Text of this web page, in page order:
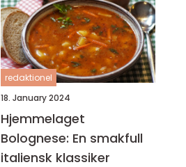
redaktionel
18. January 2024
Hjemmelaget
Bolognese: En smakfull
italiensk klassiker